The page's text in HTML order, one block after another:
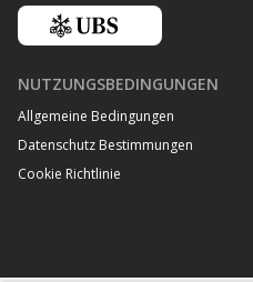
NUTZUNGSBEDINGUNGEN
Allgemeine Bedingungen
Datenschutz Bestimmungen
Cookie Richtlinie